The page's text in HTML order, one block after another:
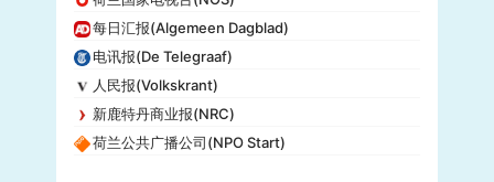
每日汇报(Algemeen Dagblad)
电讯报(De Telegraaf)
人民报(Volkskrant)
新鹿特丹商业报(NRC)
荷兰公共广播公司(NPO Start)